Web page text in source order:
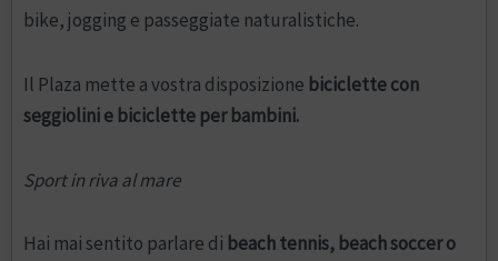
bike, jogging e passeggiate naturalistiche.
Il Plaza mette a vostra disposizione biciclette con
seggiolini e biciclette per bambini.
Sport in riva al mare
Hai mai sentito parlare di beach tennis, beach soccer o